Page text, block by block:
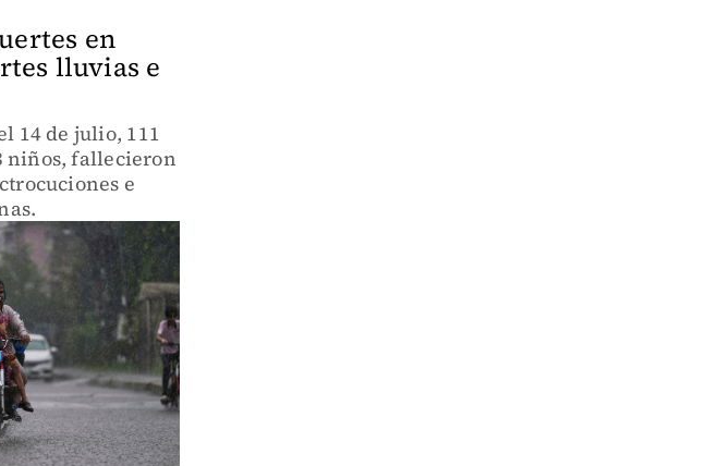
en
lluvias e
14 de julio, 111
niños, fallecieron
e